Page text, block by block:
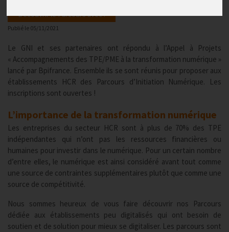
Découvrir le Parcours avec :
Publié le 05/11/2021
Le GNI et ses partenaires ont répondu à l’Appel à Projets
« Accompagnements des TPE/PME à la transformation numérique »
lancé par Bpifrance. Ensemble ils se sont réunis pour proposer aux
établissements HCR des Parcours d’Initiation Numérique. Les
inscriptions sont ouvertes !
L’importance de la transformation numérique
Les entreprises du secteur HCR sont à plus de 70% des TPE
indépendantes qui n’ont pas les ressources financières ou
humaines pour investir dans le numérique. Pour un certain nombre
d’entre elles, le numérique est ainsi considéré avant tout comme
une source de contraintes supplémentaires plutôt que comme une
source de compétitivité.
Nous sommes heureux de vous faire découvrir nos Parcours
dédiée aux établissements peu digitalisés qui ont besoin de
soutien et de solution pour mieux se digitaliser. Les parcours sont